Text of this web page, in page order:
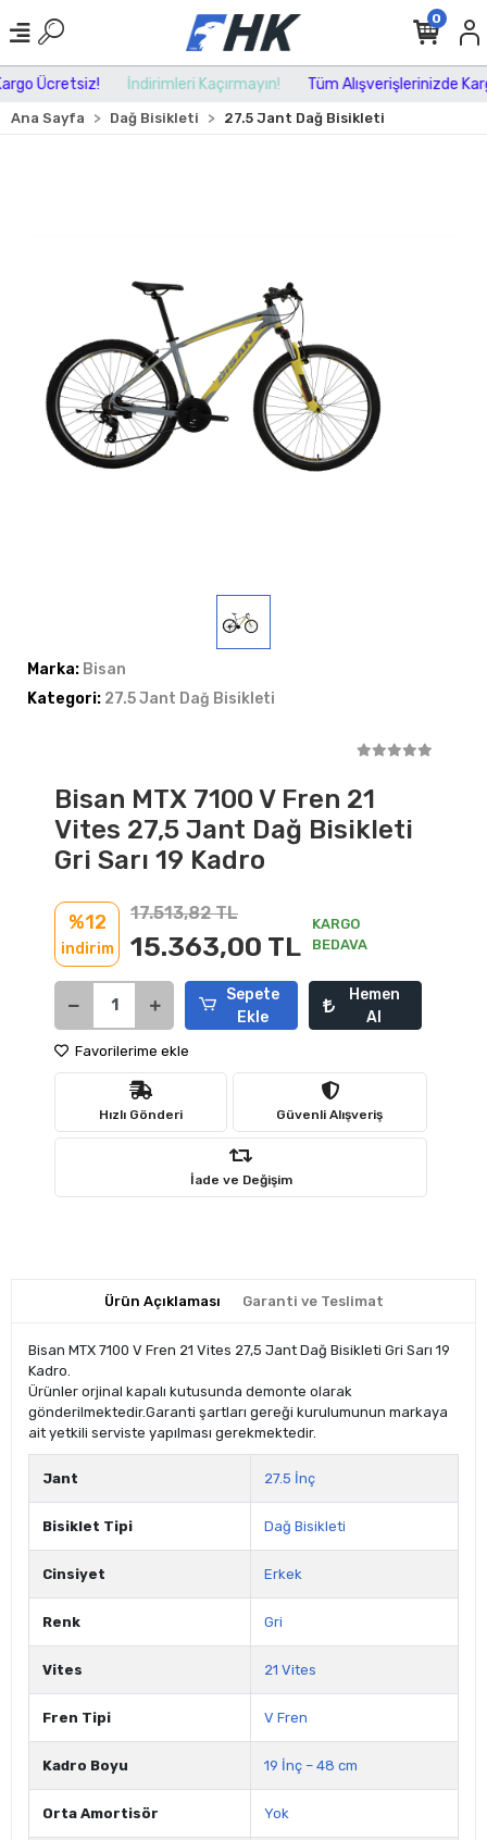
Ücretsiz! İndirimleri Kaçırmayın! Tüm Alışverişlerinizde
0
Ana Sayfa Dağ Bisikleti 27.5 Jant Dağ Bisikleti
Marka: Bisan
Kategori: 27.5 Jant Dağ Bisikleti
Bisan MTX 7100 V Fren 21
Vites 27,5 Jant Dağ Bisikleti
Gri Sarı 19 Kadro
%12
indirim
17.513,82 TL
15.363,00 TL
KARGO
BEDAVA
Sepete
Ekle
Hemen
Al
Favorilerime ekle
Hızlı Gönderi Güvenli Alışveriş
İade ve Değişim
Ürün Açıklaması Garanti ve Teslimat
Bisan MTX 7100 V Fren 21 Vites 27,5 Jant Dağ Bisikleti Gri Sarı 19
Kadro.
Ürünler orjinal kapalı kutusunda demonte olarak
gönderilmektedir.Garanti şartları gereği kurulumunun markaya
ait yetkili serviste yapılması gerekmektedir.
Jant 27.5 İnç
Bisiklet Tipi Dağ Bisikleti
Cinsiyet Erkek
Renk Gri
Vites 21 Vites
Fren Tipi V Fren
Kadro Boyu 19 İnç – 48 cm
Orta Amortisör Yok